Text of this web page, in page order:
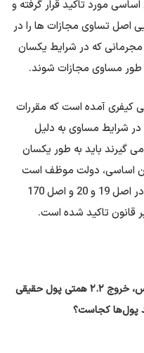
مورد تاکید قرار گرفته و
اصل تساوی مجازات ها را در
که در شرایط یکسان
طور مساوی مجازات شوند.
آیین دادرسی کیفری آمده است که مقررات
در شرایط مساوی به دلیل
گیرند باید به طور یکسان
همچنین طبق اصل 3 قانون اساسی، دولت موظف است
تبعیض ناعادلانه را برای همه رفع کند. در اصل 19 و 20 و اصل 170
قانون تاکید شده است.
زنگ خطر برای بورس، خروج ۲.۲ همتی پول حقیقی
پول‌ها کجاست؟